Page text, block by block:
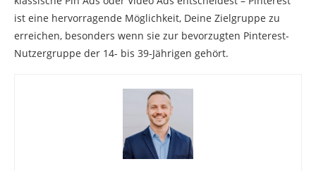
ist eine hervorragende Möglichkeit, Deine Zielgruppe zu
erreichen, besonders wenn sie zur bevorzugten Pinterest-
Nutzergruppe der 14- bis 39-Jährigen gehört.